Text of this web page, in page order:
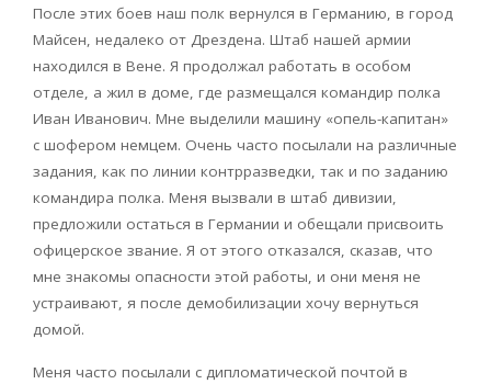
После этих боев наш полк вернулся в Германию, в город
Майсен, недалеко от Дрездена. Штаб нашей армии
находился в Вене. Я продолжал работать в особом
отделе, а жил в доме, где размещался командир полка
Иван Иванович. Мне выделили машину «опель-капитан»
с шофером немцем. Очень часто посылали на различные
задания, как по линии контрразведки, так и по заданию
командира полка. Меня вызвали в штаб дивизии,
предложили остаться в Германии и обещали присвоить
офицерское звание. Я от этого отказался, сказав, что
мне знакомы опасности этой работы, и они меня не
устраивают, я после демобилизации хочу вернуться
домой.
Меня часто посылали с дипломатической почтой в